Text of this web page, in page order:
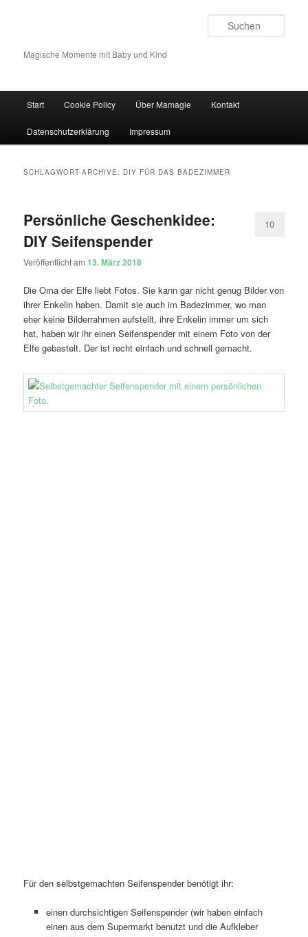
Magische Momente mit Baby und Kind
Zum Inhalt wechseln
Zum sekundären Inhalt wechseln
Start Cookie Policy Über Mamagie Kontakt
Datenschutzerklärung Impressum
SCHLAGWORT-ARCHIVE: DIY FÜR DAS BADEZIMMER
Persönliche Geschenkidee:
DIY Seifenspender
Veröffentlicht am13. März 2018
10
Die Oma der Elfe liebt Fotos. Sie kann gar nicht genug Bilder von
ihrer Enkelin haben. Damit sie auch im Badezimmer, wo man
eher keine Bilderrahmen aufstellt, ihre Enkelin immer um sich
hat, haben wir ihr einen Seifenspender mit einem Foto von der
Elfe gebastelt. Der ist recht einfach und schnell gemacht.
Für den selbstgemachten Seifenspender benötigt ihr:
einen durchsichtigen Seifenspender (wir haben einfach
einen aus dem Supermarkt benutzt und die Aufkleber